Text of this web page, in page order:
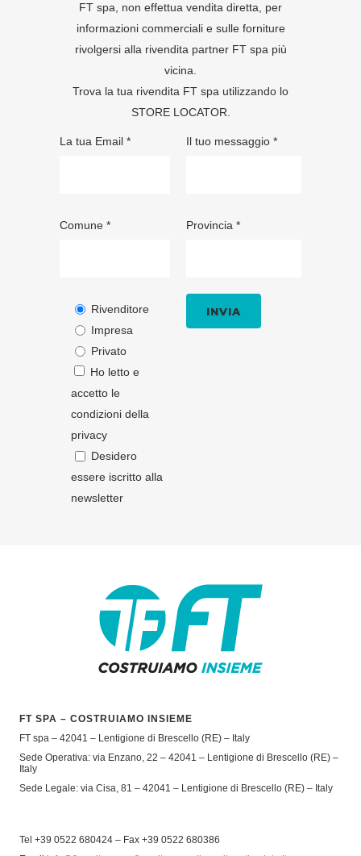
FT spa, non effettua vendita diretta, per
informazioni commerciali e sulle forniture
rivolgersi alla rivendita partner FT spa più
vicina.
Trova la tua rivendita FT spa utilizzando lo
STORE LOCATOR
La tua Email *
Comune *
Rivenditore
Impresa
Privato
Ho letto e
accetto le
condizioni della
privacy
Desidero
essere iscritto alla
newsletter
Il tuo messaggio *
Provincia *
FT SPA – COSTRUIAMO INSIEME
FT spa – 42041 – Lentigione di Brescello (RE) – Italy
Sede Operativa: via Enzano, 22 – 42041 – Lentigione di Brescello (RE) –
Italy
Sede Legale: via Cisa, 81 – 42041 – Lentigione di Brescello (RE) – Italy
Tel +39 0522 680424 – Fax +39 0522 680386